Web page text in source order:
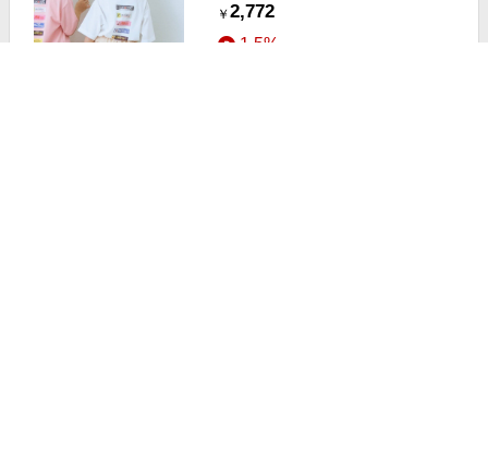
バックロゴ板ガム集合TEE ホワイ
ト
￥ 2,772
1.5%